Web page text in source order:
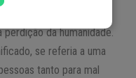
são anjos que se
da humanidade.
se referia a uma
tanto para mal